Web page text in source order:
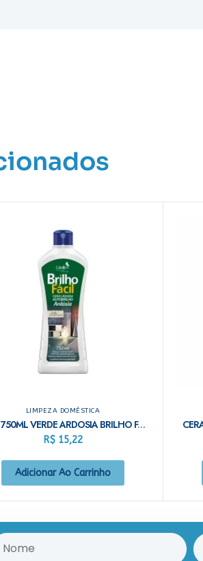
LIMPEZA DOMÉSTICA
CERA 750ML VERDE ARDOSIA BRILHO FACIL
R$15,22
Adicionar Ao Carrinho